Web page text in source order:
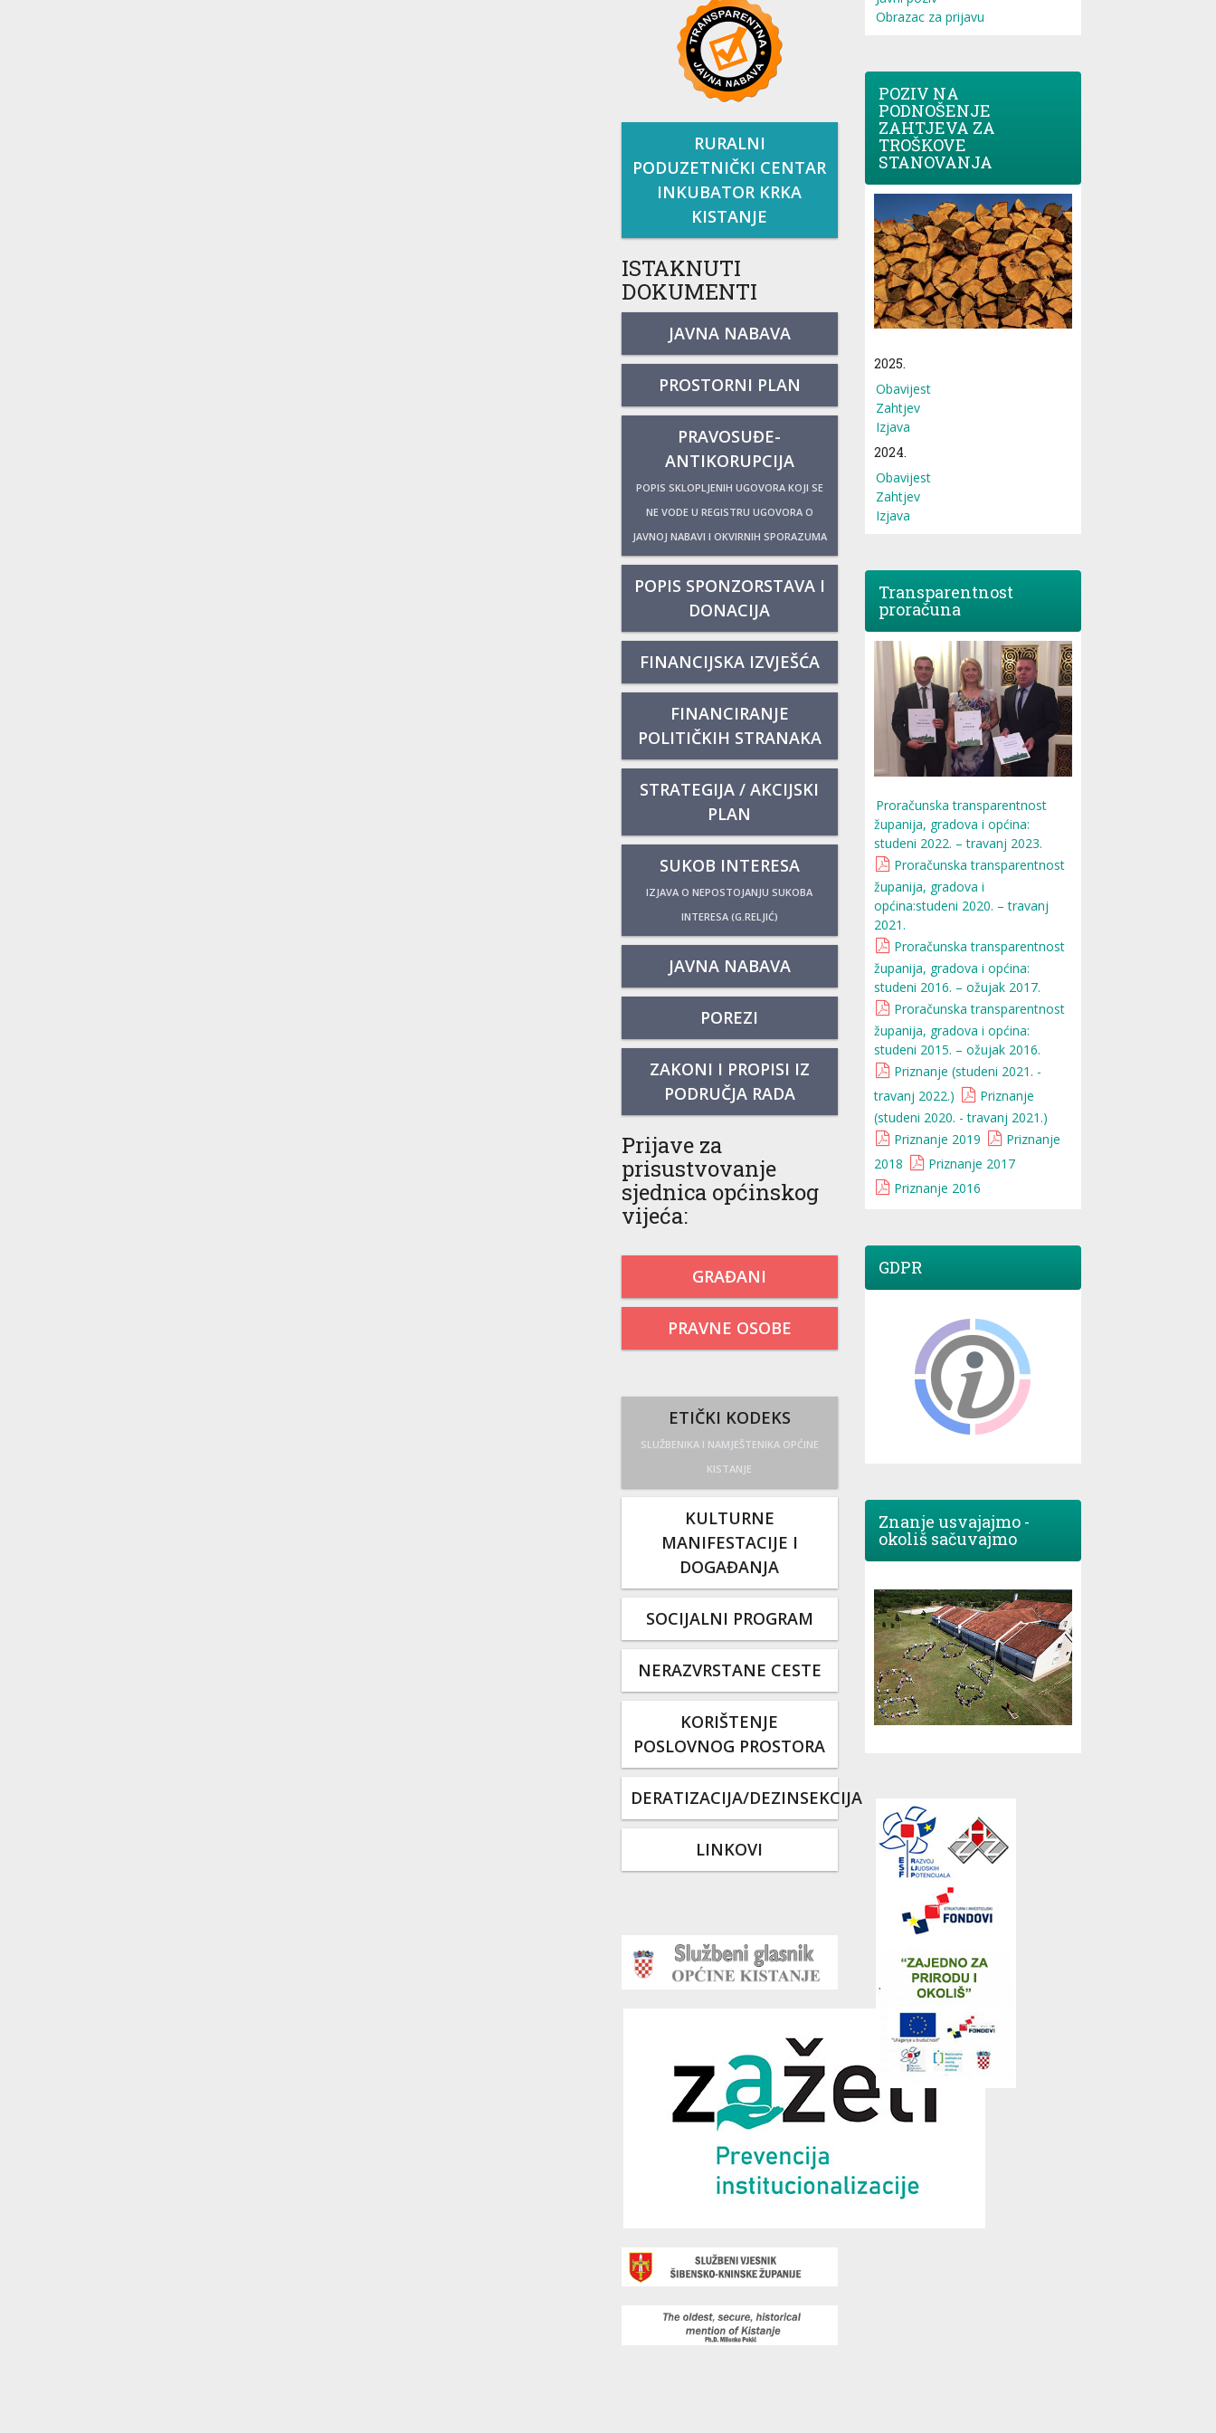
RURALNI
PODUZETNIČKI CENTAR
INKUBATOR KRKA
KISTANJE
ISTAKNUTI
DOKUMENTI
JAVNA NABAVA
PROSTORNI PLAN
PRAVOSUĐE-
ANTIKORUPCIJA
POPIS SKLOPLJENIH UGOVORA KOJI SE
NE VODE U REGISTRU UGOVORA O
JAVNOJ NABAVI I OKVIRNIH SPORAZUMA
POPIS SPONZORSTAVA I
DONACIJA
FINANCIJSKA IZVJEŠĆA
FINANCIRANJE
POLITIČKIH STRANAKA
STRATEGIJA / AKCIJSKI
PLAN
SUKOB INTERESA
IZJAVA O NEPOSTOJANJU SUKOBA
INTERESA (G.RELJIĆ)
JAVNA NABAVA
POREZI
ZAKONI I PROPISI IZ
PODRUČJA RADA
Prijave za
prisustvovanje
sjednica općinskog
vijeća:
GRAĐANI
PRAVNE OSOBE
ETIČKI KODEKS
SLUŽBENIKA I NAMJEŠTENIKA OPĆINE
KISTANJE
KULTURNE
MANIFESTACIJE I
DOGAĐANJA
SOCIJALNI PROGRAM
NERAZVRSTANE CESTE
KORIŠTENJE
POSLOVNOG PROSTORA
DERATIZACIJA/DEZINSEKCIJA
LINKOVI
Obrazac za prijavu
POZIV NA
PODNOŠENJE
ZAHTJEVA ZA
TROŠKOVE
STANOVANJA
2025.
Obavijest
Zahtjev
Izjava
2024.
Obavijest
Zahtjev
Izjava
Transparentnost
proračuna
Proračunska transparentnost
županija, gradova i općina:
studeni 2022. – travanj 2023.
Proračunska transparentnost
županija, gradova i
općina:studeni 2020. – travanj
2021.
Proračunska transparentnost
županija, gradova i općina:
studeni 2016. – ožujak 2017.
Proračunska transparentnost
županija, gradova i općina:
studeni 2015. – ožujak 2016.
Priznanje (studeni 2021. -
travanj 2022.)
Priznanje
(studeni 2020. - travanj 2021.)
Priznanje 2019
Priznanje
2018
Priznanje 2017
Priznanje 2016
GDPR
Znanje usvajajmo -
okoliš sačuvajmo